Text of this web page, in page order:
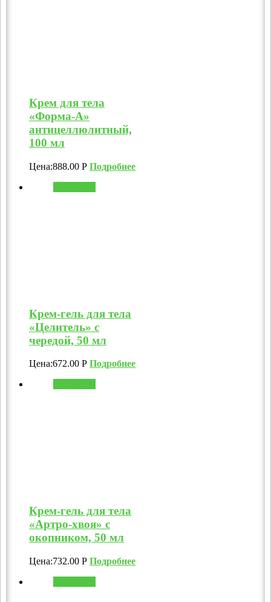
Крем для тела
«Форма-А»
антицеллюлитный,
100 мл
Цена:888.00 Р Подробнее
Крем-гель для тела
«Целитель» с
чередой, 50 мл
Цена:672.00 Р Подробнее
Крем-гель для тела
«Артро-хвоя» с
окопником, 50 мл
Цена:732.00 Р Подробнее